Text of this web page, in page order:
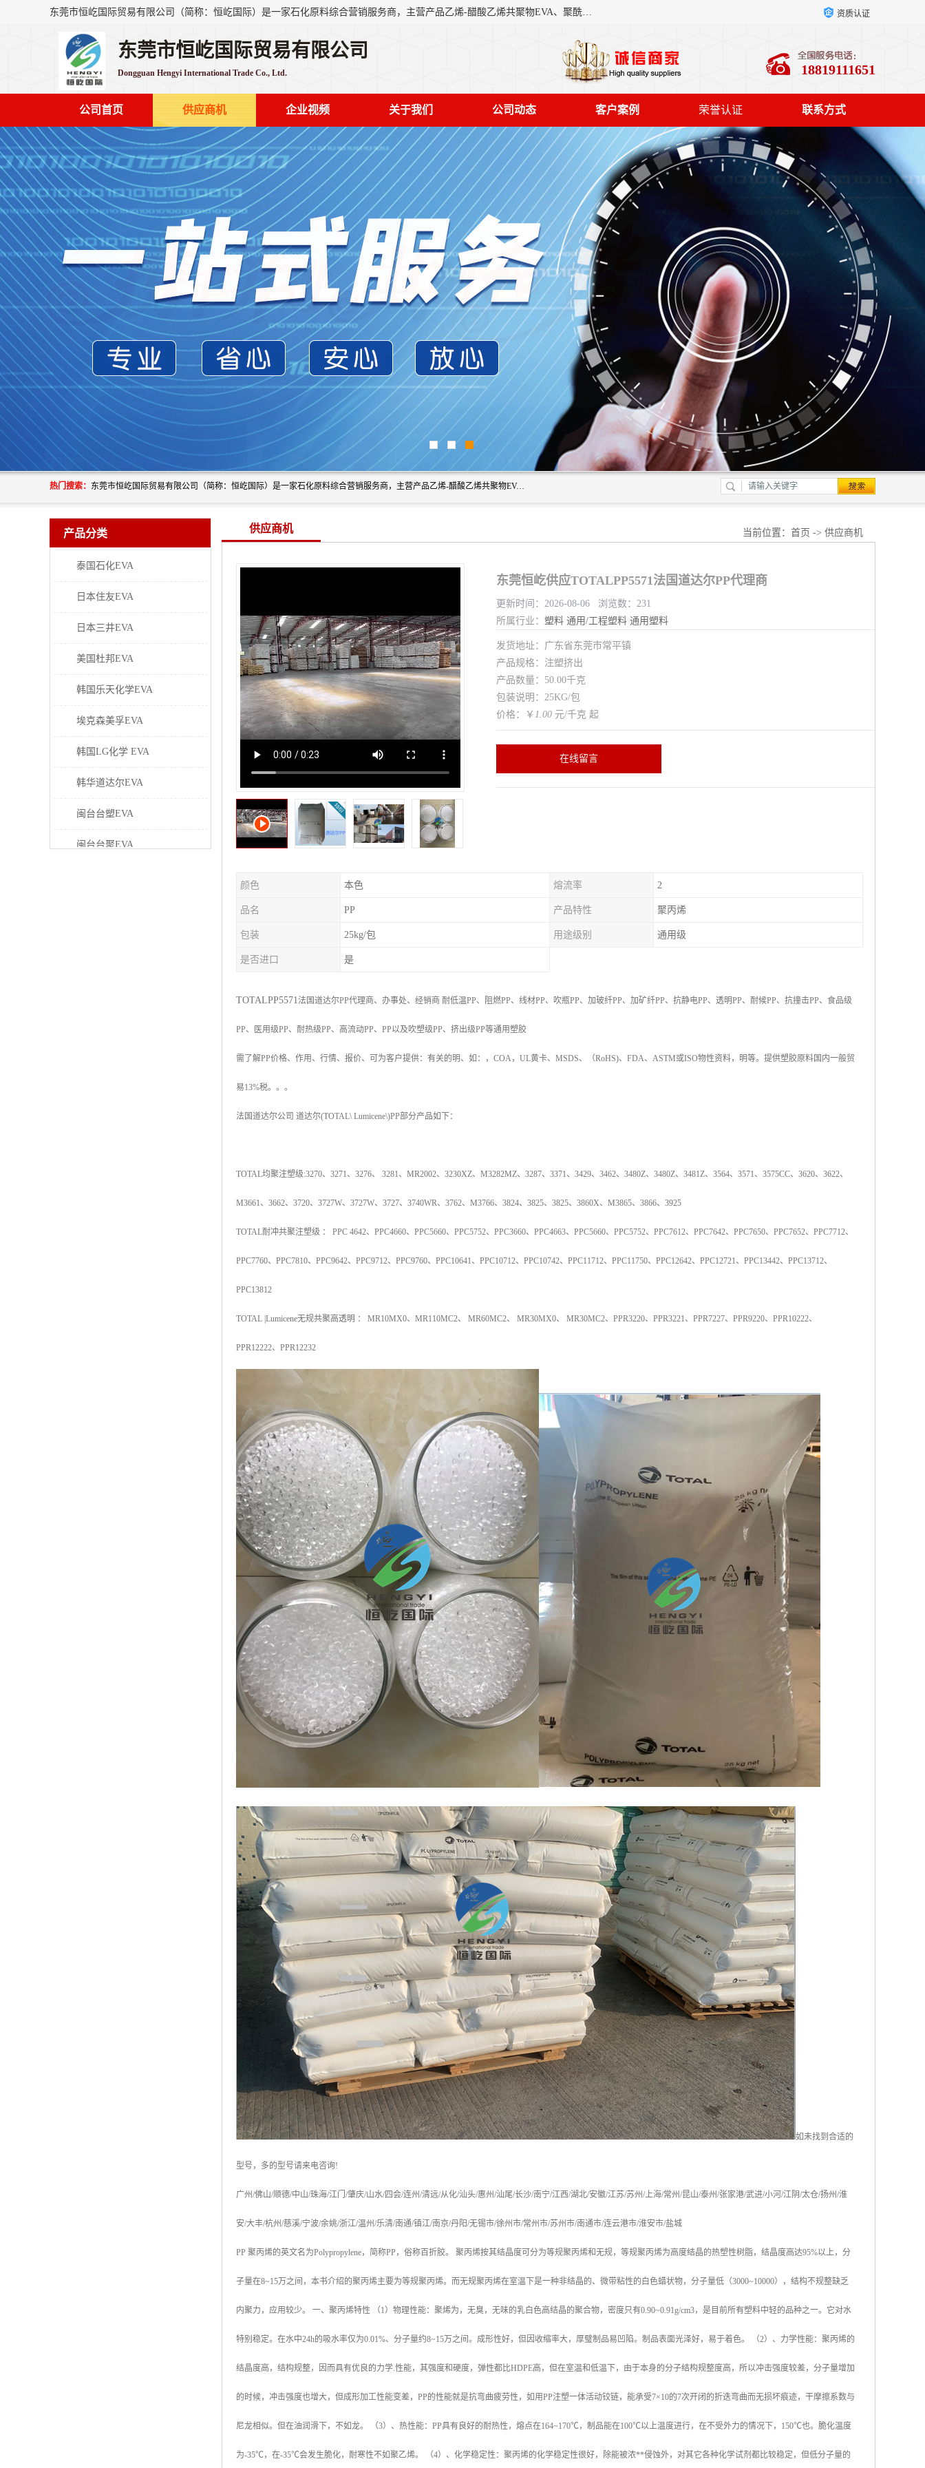
东莞市恒屹国际贸易有限公司（简称：恒屹国际）是一家石化原料综合营销服务商，主营产品乙烯-醋酸乙烯共聚物EVA、聚酰胺PA（尼龙）、醚酯型热塑弹性体TPEE等，公司秉承以市场为导向的战略思想，致力于大宗石化原料在中国市场的营销服务业务，为客户提供一站式的全面服务。 资质认证
东莞市恒屹国际贸易有限公司
Dongguan Hengyi International Trade Co., Ltd. 18819111651
公司首页 供应商机 企业视频 关于我们 公司动态 客户案例 荣誉认证 联系方式
热门搜索： 东莞市恒屹国际贸易有限公司（简称：恒屹国际）是一家石化原料综合营销服务商，主营产品乙烯-醋酸乙烯共聚物EVA、聚酰胺PA（尼龙）、醚酯型热塑弹性体TPEE等，公司秉承以市场为导向的战略思想，致力于大宗石化原料在中国市场的营销服务业务，为客户提供一站式的全面服务。
产品分类
泰国石化EVA
日本住友EVA
日本三井EVA
美国杜邦EVA
韩国乐天化学EVA
埃克森美孚EVA
韩国LG化学 EVA
韩华道达尔EVA
闽台台塑EVA
闽台台聚EVA
供应商机 当前位置： 首页 -> 供应商机
东莞恒屹供应TOTALPP5571法国道达尔PP代理商
更新时间：2026-08-06 浏览数：231
所属行业： 塑料 通用/工程塑料 通用塑料
发货地址：广东省东莞市常平镇
产品规格：注塑挤出
产品数量：50.00千克
包装说明：25KG/包
价格：￥ 1.00 元/千克 起
在线留言
颜色 本色 熔流率 2
品名 PP 产品特性 聚丙烯
包装 25kg/包 用途级别 通用级
是否进口 是
TOTALPP5571法国道达尔PP代理商、办事处、经销商 耐低温PP、阻燃PP、线材PP、吹瓶PP、加玻纤PP、加矿纤PP、抗静电PP、透明PP、耐候PP、抗撞击PP、食品级
PP、医用级PP、耐热级PP、高流动PP、 PP以及吹塑级PP、挤出级PP等通用塑胶
需了解PP价格、作用、行情、报价、可为客户提供：有关的明、如：， COA， UL黄卡、 MSDS、 （RoHS)、 FDA、 ASTM或ISO物性资料，明等。提供塑胶原料国内一般贸
易13%税。。。
法国道达尔公司 道达尔(TOTAL\ Lumicene\)PP部分产品如下：
TOTAL均聚注塑级:3270、 3271、 3276、 3281、 MR2002、 3230XZ、 M3282MZ、 3287、 3371、 3429、 3462、 3480Z、 3480Z、 3481Z、 3564、 3571、 3575CC、 3620、 3622、
M3661、 3662、 3720、 3727W、 3727W、 3727、 3740WR、 3762、 M3766、 3824、 3825、 3825、 3860X、 M3865、 3866、 3925
TOTAL耐冲共聚注塑级 ： PPC 4642、 PPC4660、 PPC5660、 PPC5752、 PPC3660、 PPC4663、 PPC5660、 PPC5752、 PPC7612、 PPC7642、 PPC7650、 PPC7652、 PPC7712、
PPC7760、 PPC7810、 PPC9642、 PPC9712、 PPC9760、 PPC10641、 PPC10712、 PPC10742、 PPC11712、 PPC11750、 PPC12642、 PPC12721、 PPC13442、 PPC13712、
PPC13812
TOTAL |Lumicene无规共聚高透明 ： MR10MX0、 MR110MC2、 MR60MC2、 MR30MX0、 MR30MC2、 PPR3220、 PPR3221、 PPR7227、 PPR9220、 PPR10222、
PPR12222、 PPR12232
如未找到合适的
型号，多的型号请来电咨询!
广州/佛山/顺德/中山/珠海/江门 /肇庆/山水/四会/连州/清远/从化/汕头/惠州/汕尾/长沙/南宁/江西/湖北/安徽/江苏/苏州/上海/常州/昆山/泰州/张家港/武进/小河 /江阴/太仓/扬州/淮
安/大丰/杭州/慈溪/宁波/余姚/浙江/温州/乐清/南通/镇江/南京/丹阳/无锡市/徐州市/常州市/苏州市/南通市/连云港市/淮安市/盐城
PP 聚丙烯的英文名为Polypropylene，简称PP ，俗称百折胶。 聚丙烯按其结晶度可分为等规聚丙烯和无规，等规聚丙烯为高度结晶的热塑性树脂，结晶度高达95%以上，分
子量在8~15万之间，本书介绍的聚丙烯主要为等规聚丙烯。而无规聚丙烯在室温下是一种非结晶的、微带粘性的白色蜡状物，分子量低（3000~10000），结构不规整缺乏
内聚力，应用较少。 一、聚丙烯特性 （1）物理性能：聚烯为，无臭，无味的乳白色高结晶的聚合物，密度只有0.90~0.91g/cm3，是目前所有塑料中轻的品种之一。它对水
特别稳定。在水中24h的吸水率仅为0.01%、分子量约8~15万之间。成形性好，但因收缩率大，厚璧制品易凹陷。制品表面光泽好，易于着色。 （2）、力学性能：聚丙烯的
结晶度高，结构规整，因而具有优良的力学.性能，其强度和硬度，弹性都比HDPE高，但在室温和低温下，由于本身的分子结构规整度高，所以冲击强度较差，分子量增加
的时候，冲击强度也增大，但成形加工性能变差， PP的性能就是抗弯曲疲劳性，如用PP注塑一体活动铰链，能承受7×10的7次开闭的折迭弯曲而无损坏痕迹，干摩擦系数与
尼龙相似。但在油润滑下，不如龙。 （3）、热性能： PP具有良好的耐热性，熔点在164~170℃，制品能在100℃以上温度进行，在不受外力的情况下， 150℃也。脆化温度
为-35℃，在-35℃会发生脆化，耐寒性不如聚乙烯。 （4）、化学稳定性：聚丙烯的化学稳定性很好，除能被浓**侵蚀外，对其它各种化学试剂都比较稳定，但低分子量的